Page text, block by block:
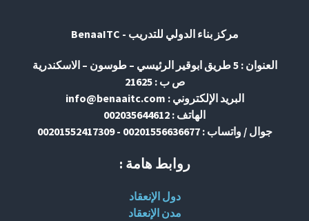
مركز بناء الدولي للتدريب - BenaaITC
العنوان : 5 طريق ابوقير الرئيسي – طوسون – الاسكندرية
ص ب : 21625
البريد الإلكتروني : info@benaaitc.com
الهاتف : 002035644612
جوال / واتساب : 00201556636677 - 00201552417309
روابط هامة :
دول الإنعقاد
مدن الإنعقاد